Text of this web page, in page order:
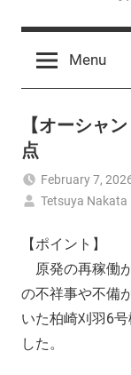
Menu
【オーシャ
点
February 7,
Tetsuya Nakata
【ポイント】
原発の再稼働
の不祥事や不備
いた柏崎刈羽6
した。